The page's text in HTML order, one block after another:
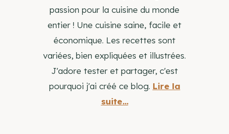
passion pour la cuisine du monde
entier ! Une cuisine saine, facile et
économique. Les recettes sont
variées, bien expliquées et illustrées.
J'adore tester et partager, c'est
pourquoi j'ai créé ce blog. Lire la
suite...